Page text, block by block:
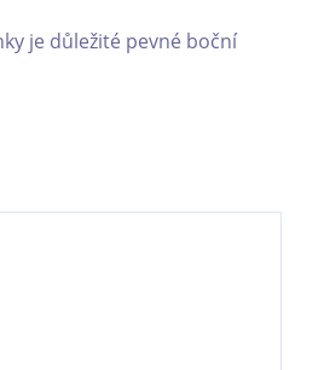
je důležité pevné boční